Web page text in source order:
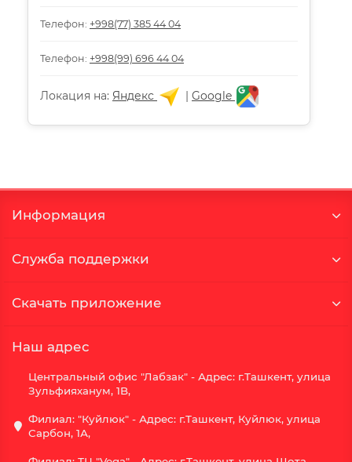
Телефон: +998(77) 385 44 04
Телефон: +998(99) 696 44 04
Локация на: Яндекс | Google
Информация
Служба поддержки
Скачать приложение
Наш адрес
Центральный офис "Лабзак" - Адрес: г.Ташкент, улица
Зульфияханум, 1B,
Филиал: "Куйлюк" - Адрес: г.Ташкент, Куйлюк, улица
Сарбон, 1А,